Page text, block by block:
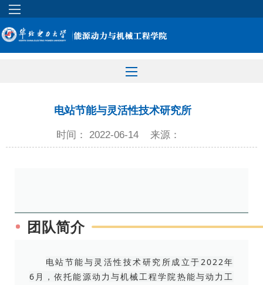
电站节能与灵活性技术研究所
时间： 2022-06-14 来源：
团队简介
电站节能与灵活性技术研究所成立于2022年
6月，依托能源动力与机械工程学院热能与动力工